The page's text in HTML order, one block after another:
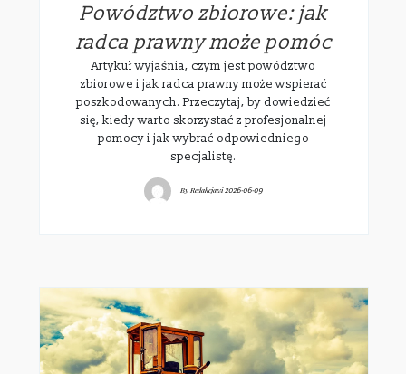
Powództwo zbiorowe: jak
radca prawny może pomóc
Artykuł wyjaśnia, czym jest powództwo
zbiorowe i jak radca prawny może wspierać
poszkodowanych. Przeczytaj, by dowiedzieć
się, kiedy warto skorzystać z profesjonalnej
pomocy i jak wybrać odpowiedniego
specjalistę.
ByRedakcjawi 2026-06-09